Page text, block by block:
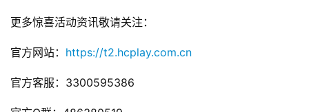
更多惊喜活动资讯敬请关注：
官方网站： https://t2.hcplay.com.cn
官方客服：3300595386